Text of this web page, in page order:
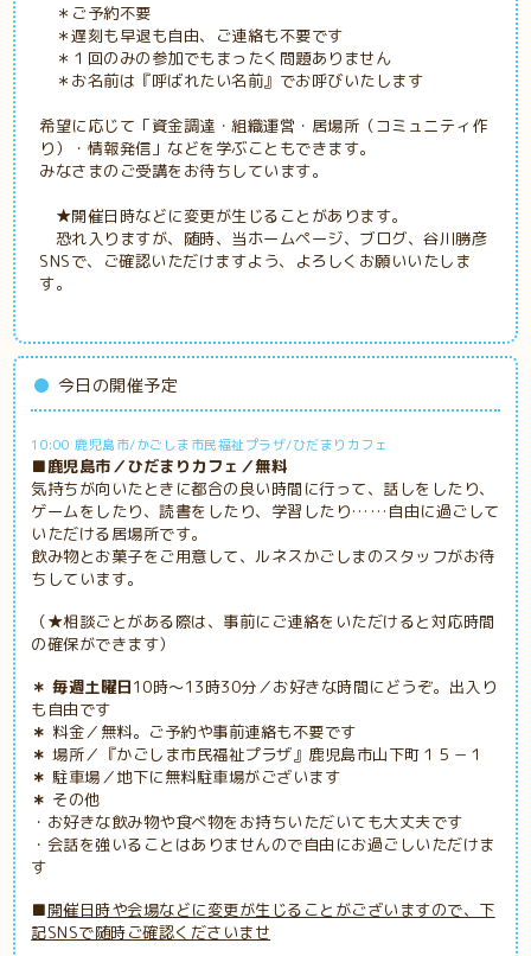
＊ご予約不要
＊遅刻も早退も自由、ご連絡も不要です
＊１回のみの参加でもまったく問題ありません
＊お名前は『呼ばれたい名前』でお呼びいたします
希望に応じて「資金調達・組織運営・居場所（コミュニティ作
り）・情報発信」などを学ぶこともできます。
みなさまのご受講をお待ちしています。
★開催日時などに変更が生じることがあります。
恐れ入りますが、随時、当ホームページ、ブログ、谷川勝彦
SNSで、ご確認いただけますよう、よろしくお願いいたしま
す。
今日の開催予定
10:00 鹿児島市/かごしま市民福祉プラザ/ひだまりカフェ
■鹿児島市／ひだまりカフェ／無料
気持ちが向いたときに都合の良い時間に行って、話しをしたり、
ゲームをしたり、読書をしたり、学習したり……自由に過ごして
いただける居場所です。
飲み物とお菓子をご用意して、ルネスかごしまのスタッフがお待
ちしています。
（★相談ごとがある際は、事前にご連絡をいただけると対応時間
の確保ができます）
＊ 毎週土曜日10時～13時30分／お好きな時間にどうぞ。出入り
も自由です
＊ 料金／無料。ご予約や事前連絡も不要です
＊ 場所／『かごしま市民福祉プラザ』鹿児島市山下町１５－１
＊ 駐車場／地下に無料駐車場がございます
＊ その他
・お好きな飲み物や食べ物をお持ちいただいても大丈夫です
・会話を強いることはありませんので自由にお過ごしいただけま
す
■開催日時や会場などに変更が生じることがございますので、下
記SNSで随時ご確認くださいませ